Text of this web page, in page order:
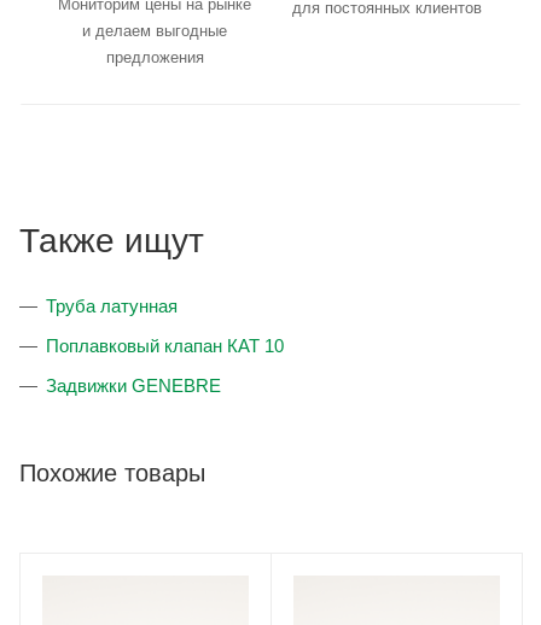
Мониторим цены на рынке
и делаем выгодные
предложения
для постоянных клиентов
Также ищут
Труба латунная
Поплавковый клапан КАТ 10
Задвижки GENEBRE
Похожие товары